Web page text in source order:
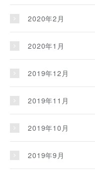
2020年2月
2020年1月
2019年12月
2019年11月
2019年10月
2019年9月